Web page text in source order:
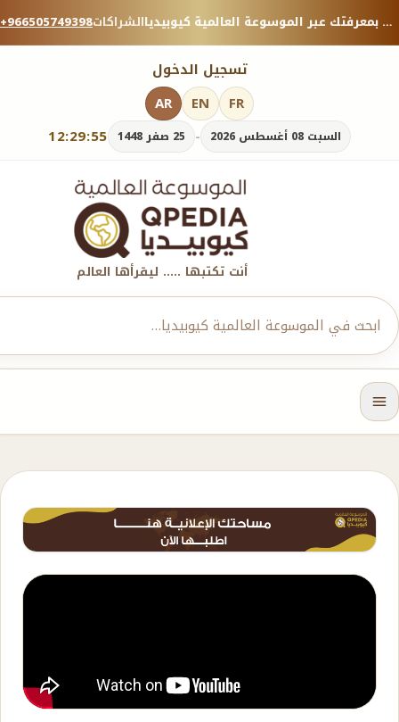
+966505749398الشراكات منصة معرفية موثوقة — شارك بمعرفتك عبر الموسوعة العالمية كيوبيديا.
تسجيل الدخول
12:29:55 السبت 08 أغسطس 2026 - 25 صفر 1448
AR EN FR
أنت تكتبها ..... ليقرأها العالم